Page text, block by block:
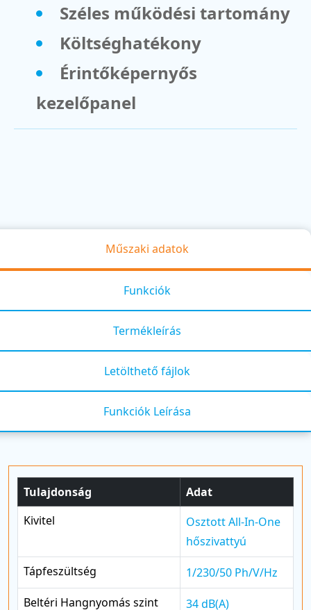
Széles működési tartomány
Költséghatékony
Érintőképernyős
kezelőpanel
Műszaki adatok
Funkciók
Termékleírás
Letölthető fájlok
Funkciók Leírása
Tulajdonság
Adat
Kivitel
Osztott All-In-One
hőszivattyú
Tápfeszültség
1/230/50 Ph/V/Hz
Beltéri Hangnyomás szint
34 dB(A)